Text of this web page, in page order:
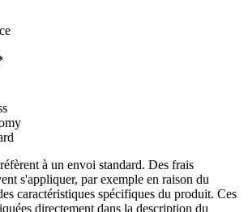
à un envoi standard. Des frais
s'appliquer, par exemple en raison du
caractéristiques spécifiques du produit. Ces
directement dans la description du